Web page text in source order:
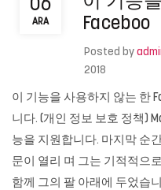
06
ARA
Faceboo
Posted by
2018
이 기능을 사용하지 않는 한
니다. (개인 정보 보호 정책)
능을 지원합니다. 마지막 순
문이 열리 며 그는 기적적으
함께 그의 팔 아래에 두었습